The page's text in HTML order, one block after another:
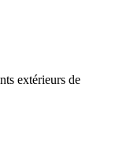
extérieurs de